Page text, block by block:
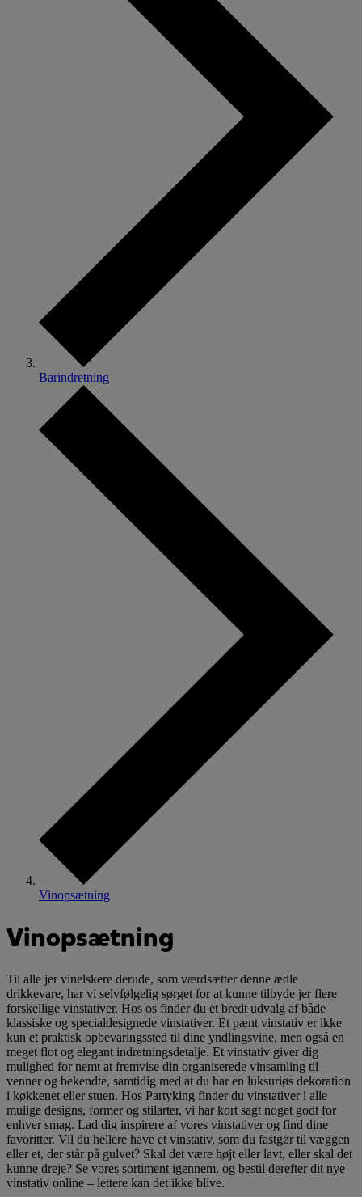
Barindretning
Vinopsætning
Vinopsætning
Til alle jer vinelskere derude, som værdsætter denne ædle
drikkevare, har vi selvfølgelig sørget for at kunne tilbyde jer flere
forskellige vinstativer. Hos os finder du et bredt udvalg af både
klassiske og specialdesignede vinstativer. Et pænt vinstativ er ikke
kun et praktisk opbevaringssted til dine yndlingsvine, men også en
meget flot og elegant indretningsdetalje. Et vinstativ giver dig
mulighed for nemt at fremvise din organiserede vinsamling til
venner og bekendte, samtidig med at du har en luksuriøs dekoration
i køkkenet eller stuen. Hos Partyking finder du vinstativer i alle
mulige designs, former og stilarter, vi har kort sagt noget godt for
enhver smag. Lad dig inspirere af vores vinstativer og find dine
favoritter. Vil du hellere have et vinstativ, som du fastgør til væggen
eller et, der står på gulvet? Skal det være højt eller lavt, eller skal det
kunne dreje? Se vores sortiment igennem, og bestil derefter dit nye
vinstativ online – lettere kan det ikke blive.